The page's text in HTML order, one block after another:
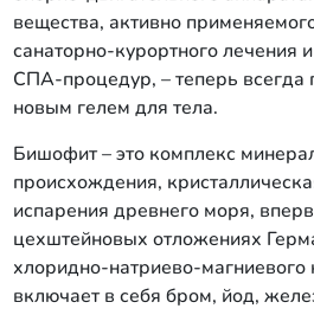
вещества, активно
санаторно-курортного лечения
СПА-процедур, – теперь всегда
новым гелем для тела.
Бишофит – это комплекс
происхождения,
испарения древнего моря,
цехштейновых отложениях
хлоридно-натриево-магниевого
включает в себя бром, йод,